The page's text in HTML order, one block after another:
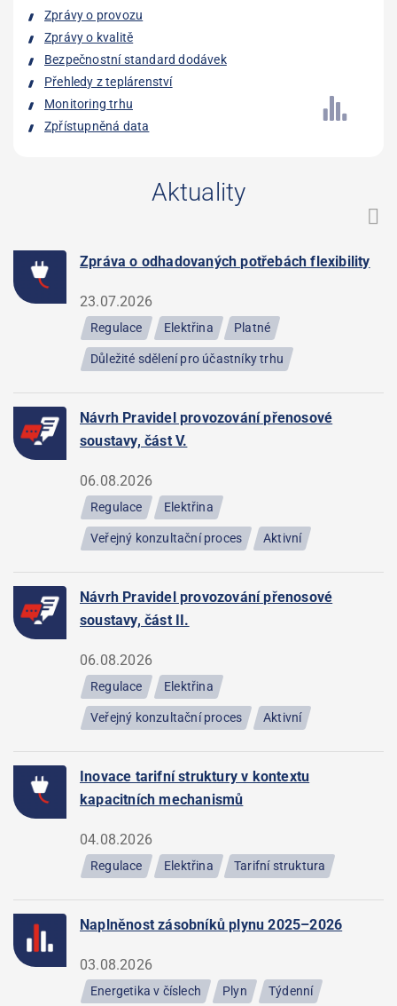
Zprávy o provozu
Zprávy o kvalitě
Bezpečnostní standard dodávek
Přehledy z teplárenství
Monitoring trhu
Zpřístupněná data
Aktuality
Zpráva o odhadovaných potřebách flexibility
23.07.2026
Regulace Elektřina Platné
Důležité sdělení pro účastníky trhu
Návrh Pravidel provozování přenosové
soustavy, část V.
06.08.2026
Regulace Elektřina
Veřejný konzultační proces Aktivní
Návrh Pravidel provozování přenosové
soustavy, část II.
06.08.2026
Regulace Elektřina
Veřejný konzultační proces Aktivní
Inovace tarifní struktury v kontextu
kapacitních mechanismů
04.08.2026
Regulace Elektřina Tarifní struktura
Naplněnost zásobníků plynu 2025–2026
03.08.2026
Energetika v číslech Plyn Týdenní